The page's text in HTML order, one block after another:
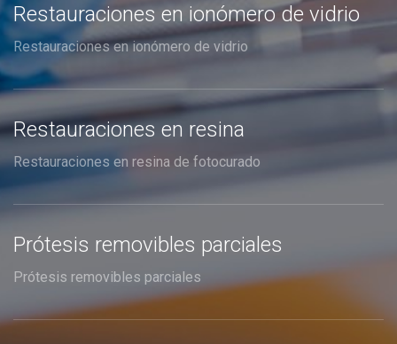
Restauraciones en ionómero de vidrio
Restauraciones en ionómero de vidrio
Restauraciones en resina
Restauraciones en resina de fotocurado
Prótesis removibles parciales
Prótesis removibles parciales